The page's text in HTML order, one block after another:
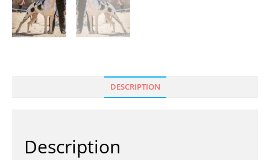
DESCRIPTION
Description